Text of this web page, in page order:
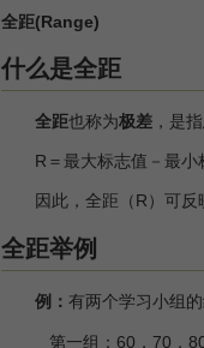
全距(Range)
什么是全距
全距也称为极差 ，是
R＝最大标志值－最小
因此，全距（R）可反
全距举例
例： 有两个学习小组
第一组：60，70，